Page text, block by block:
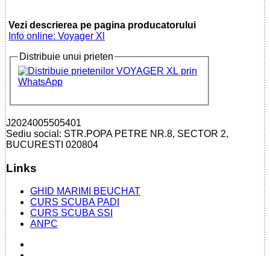
Vezi descrierea pe pagina producatorului
Info online: Voyager Xl
Distribuie unui prieten
J2024005505401
Sediu social: STR.POPA PETRE NR.8, SECTOR 2,
BUCURESTI 020804
Links
GHID MARIMI BEUCHAT
CURS SCUBA PADI
CURS SCUBA SSI
ANPC